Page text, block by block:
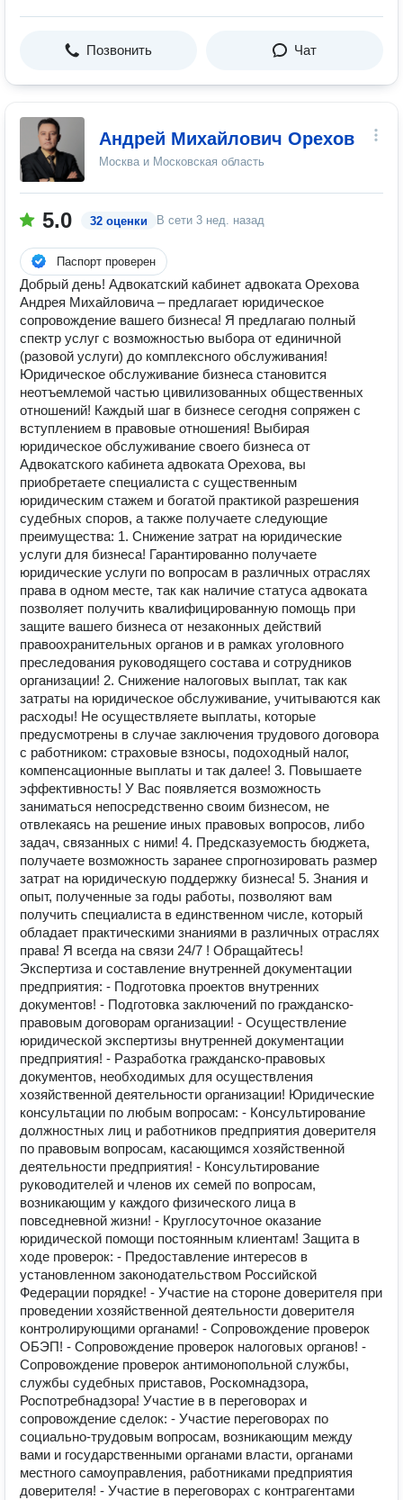
Позвонить Чат
Андрей Михайлович Орехов
Москва и Московская область
5.0 32 оценки В сети 3 нед. назад
Паспорт проверен
Добрый день! Адвокатский кабинет адвоката Орехова
Андрея Михайловича – предлагает юридическое
сопровождение вашего бизнеса! Я предлагаю полный
спектр услуг с возможностью выбора от единичной
(разовой услуги) до комплексного обслуживания!
Юридическое обслуживание бизнеса становится
неотъемлемой частью цивилизованных общественных
отношений! Каждый шаг в бизнесе сегодня сопряжен с
вступлением в правовые отношения! Выбирая
юридическое обслуживание своего бизнеса от
Адвокатского кабинета адвоката Орехова, вы
приобретаете специалиста с существенным
юридическим стажем и богатой практикой разрешения
судебных споров, а также получаете следующие
преимущества: 1. Снижение затрат на юридические
услуги для бизнеса! Гарантированно получаете
юридические услуги по вопросам в различных отраслях
права в одном месте, так как наличие статуса адвоката
позволяет получить квалифицированную помощь при
защите вашего бизнеса от незаконных действий
правоохранительных органов и в рамках уголовного
преследования руководящего состава и сотрудников
организации! 2. Снижение налоговых выплат, так как
затраты на юридическое обслуживание, учитываются как
расходы! Не осуществляете выплаты, которые
предусмотрены в случае заключения трудового договора
с работником: страховые взносы, подоходный налог,
компенсационные выплаты и так далее! 3. Повышаете
эффективность! У Вас появляется возможность
заниматься непосредственно своим бизнесом, не
отвлекаясь на решение иных правовых вопросов, либо
задач, связанных с ними! 4. Предсказуемость бюджета,
получаете возможность заранее спрогнозировать размер
затрат на юридическую поддержку бизнеса! 5. Знания и
опыт, полученные за годы работы, позволяют вам
получить специалиста в единственном числе, который
обладает практическими знаниями в различных отраслях
права! Я всегда на связи 24/7 ! Обращайтесь!
Экспертиза и составление внутренней документации
предприятия: - Подготовка проектов внутренних
документов! - Подготовка заключений по гражданско-
правовым договорам организации! - Осуществление
юридической экспертизы внутренней документации
предприятия! - Разработка гражданско-правовых
документов, необходимых для осуществления
хозяйственной деятельности организации! Юридические
консультации по любым вопросам: - Консультирование
должностных лиц и работников предприятия доверителя
по правовым вопросам, касающимся хозяйственной
деятельности предприятия! - Консультирование
руководителей и членов их семей по вопросам,
возникающим у каждого физического лица в
повседневной жизни! - Круглосуточное оказание
юридической помощи постоянным клиентам! Защита в
ходе проверок: - Предоставление интересов в
установленном законодательством Российской
Федерации порядке! - Участие на стороне доверителя при
проведении хозяйственной деятельности доверителя
контролирующими органами! - Сопровождение проверок
ОБЭП! - Сопровождение проверок налоговых органов! -
Сопровождение проверок антимонопольной службы,
службы судебных приставов, Роскомнадзора,
Роспотребнадзора! Участие в в переговорах и
сопровождение сделок: - Участие переговорах по
социально-трудовым вопросам, возникающим между
вами и государственными органами власти, органами
местного самоуправления, работниками предприятия
доверителя! - Участие в переговорах с контрагентами